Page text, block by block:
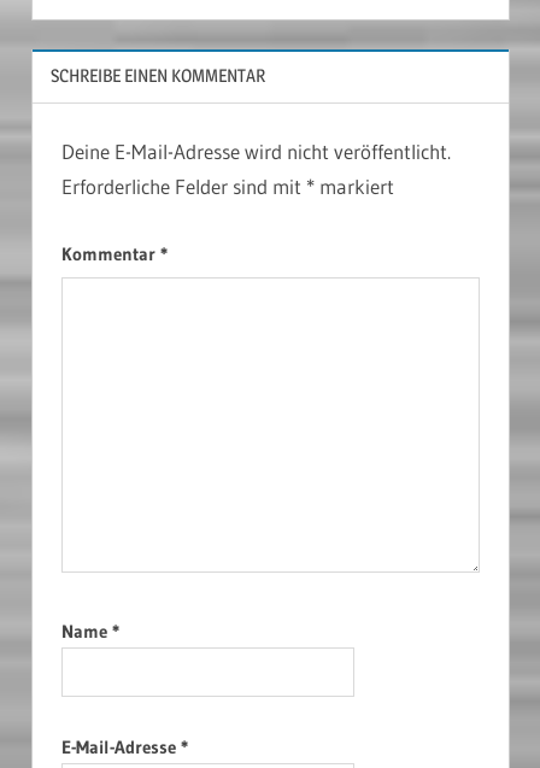
SCHREIBE EINEN KOMMENTAR
Deine E-Mail-Adresse wird nicht veröffentlicht.
Erforderliche Felder sind mit *markiert
Kommentar *
Name *
E-Mail-Adresse *